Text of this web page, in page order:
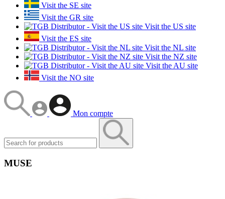
Visit the SE site
Visit the GR site
Visit the US site
Visit the ES site
Visit the NL site
Visit the NZ site
Visit the AU site
Visit the NO site
Mon compte
MUSE